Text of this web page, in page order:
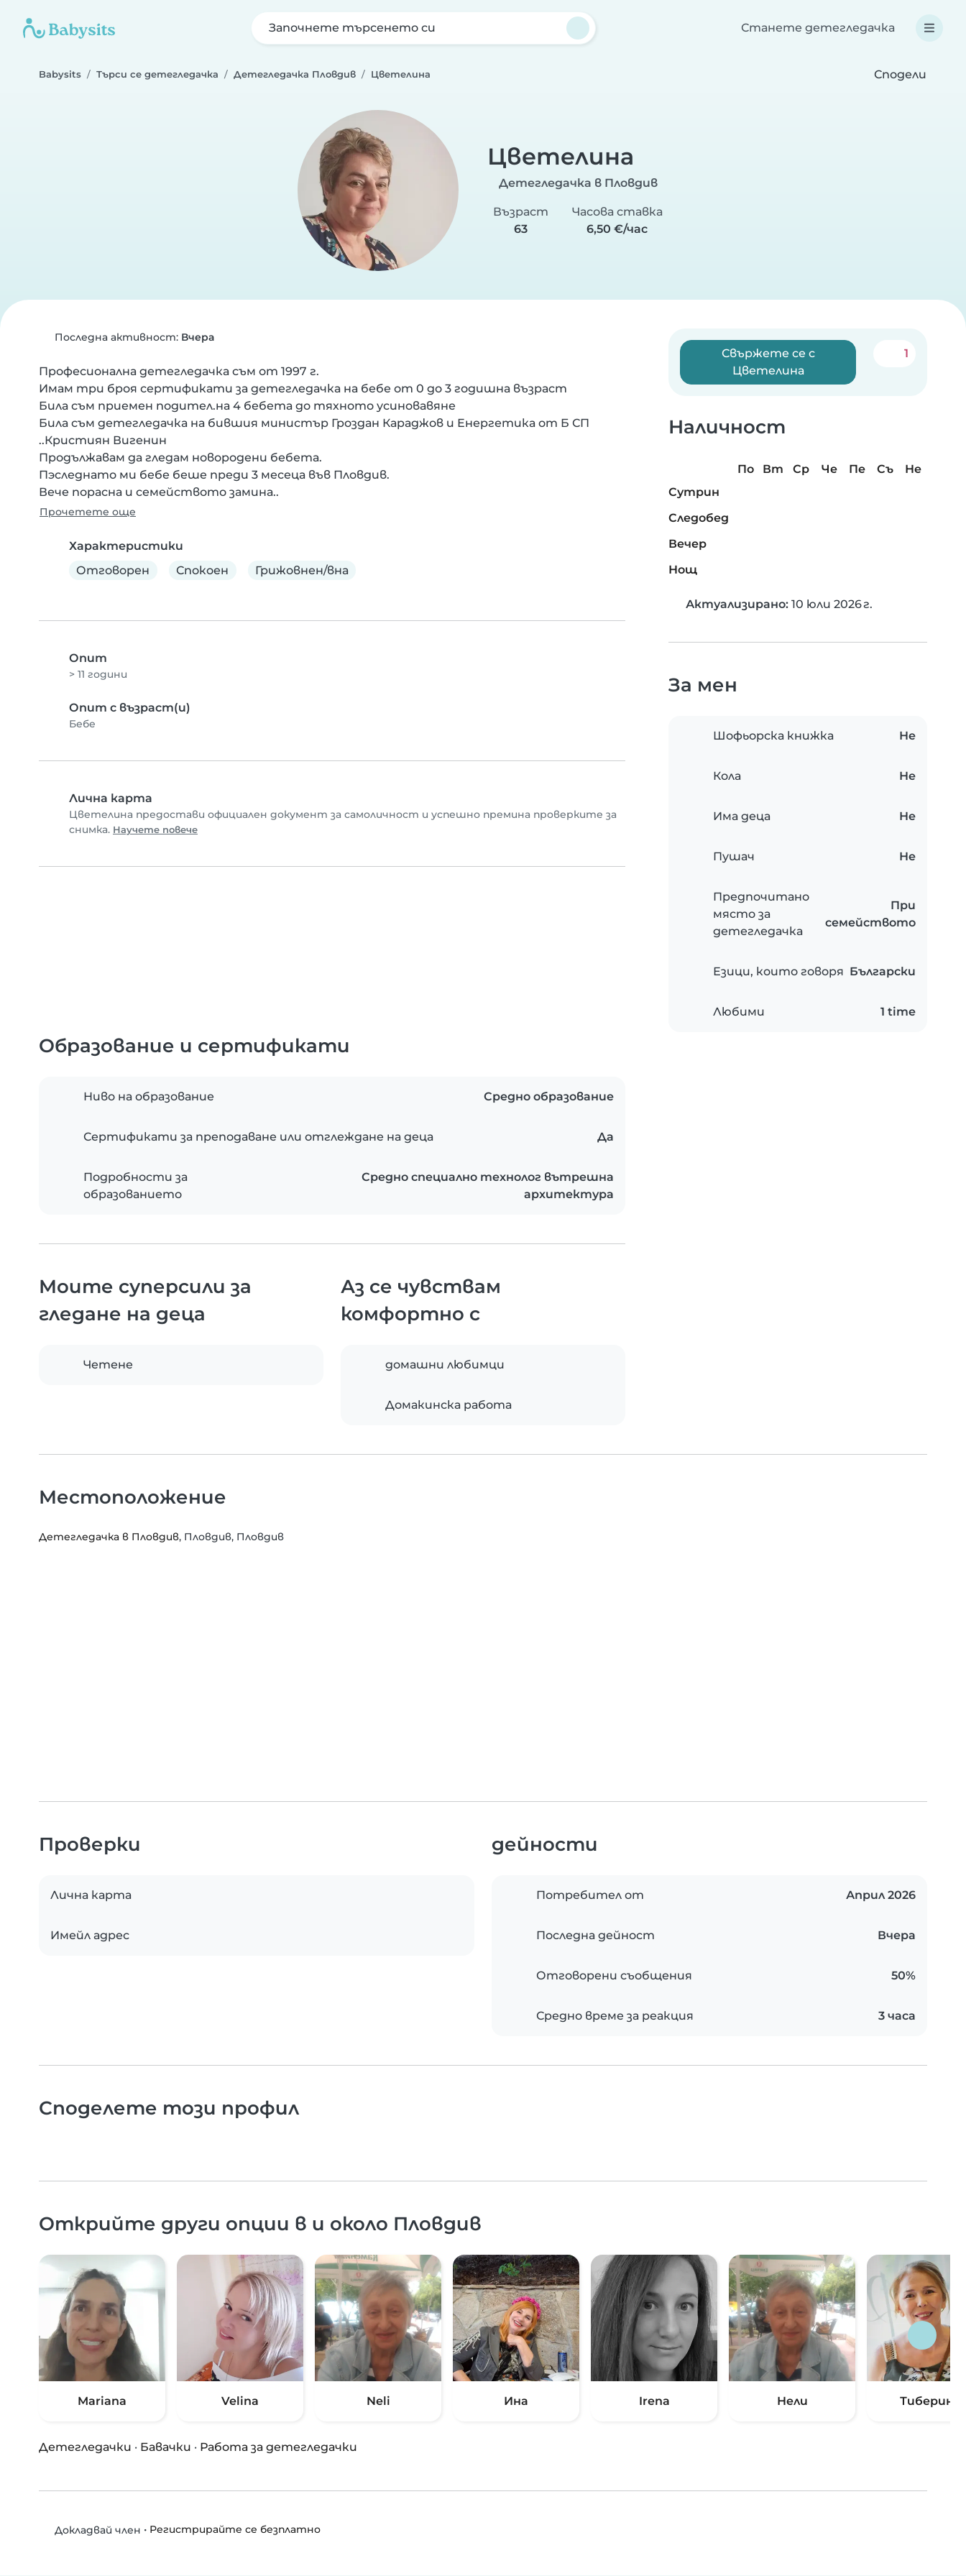
Започнете търсенето си Станете детегледачка
Babysits Търси се детегледачка Детегледачка Пловдив Цветелина Сподели
Цветелина
Детегледачка в Пловдив
Възраст
63
Часова ставка
6,50 €/час
Последна активност: Вчера
Професионална детегледачка съм от 1997 г.
Имам три броя сертификати за детегледачка на бебе от 0 до 3 годишна възраст
Била съм приемен подител.на 4 бебета до тяхното усиновавяне
Била съм детегледачка на бившия министър Гроздан Караджов и Енергетика от Б СП
..Кристиян Вигенин
Продължавам да гледам новородени бебета.
Пэследнато ми бебе беше преди 3 месеца във Пловдив.
Вече порасна и семейството замина..
Прочетете още
Характеристики
Отговорен
Спокоен Грижовнен/вна
Опит
> 11 години
Опит с възраст(и)
Бебе
Лична карта
Цветелина предостави официален документ за самоличност и успешно премина проверките за
снимка. Научете повече
Свържете се с
Цветелина
1
Наличност
По Вт Ср Че Пе Съ
Не
Сутрин
Следобед
Вечер
Нощ
Актуализирано: 10 юли 2026 г.
За мен
Шофьорска книжка Не
Кола Не
Има деца Не
Пушач Не
Предпочитано
място за
детегледачка
При
семейството
Езици, които говоря Български
Любими 1 time
Образование и сертификати
Ниво на образование Средно образование
Сертификати за преподаване или отглеждане на деца Да
Подробности за
образованието
Средно специално технолог вътрешна
архитектура
Моите суперсили за
гледане на деца
Четене
Аз се чувствам
комфортно с
домашни любимци
Домакинска работа
Местоположение
Детегледачка в Пловдив, Пловдив, Пловдив
Проверки
Лична карта
Имейл адрес
дейности
Потребител от Април 2026
Последна дейност Вчера
Отговорени съобщения 50%
Средно време за реакция 3 часа
Споделете този профил
Открийте други опции в и около Пловдив
Mariana Velina Neli Ина Irena Нели Тиберина
Детегледачки · Бавачки · Работа за детегледачки
Докладвай член • Регистрирайте се безплатно